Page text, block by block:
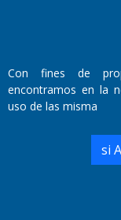
Domicilio Legal: José
Número de Registro
RL-2019-55551274-APN-
Con fines de
encontramos en la
uso de las misma
si